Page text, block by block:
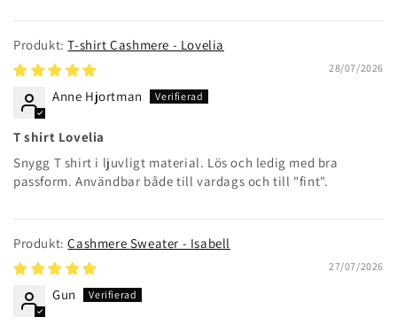
T-shirt Cashmere - Lovelia
28/07/2026
Anne Hjortman
T shirt Lovelia
Snygg T shirt i ljuvligt material. Lös och ledig med bra
passform. Användbar både till vardags och till "fint".
Cashmere Sweater - Isabell
27/07/2026
Gun